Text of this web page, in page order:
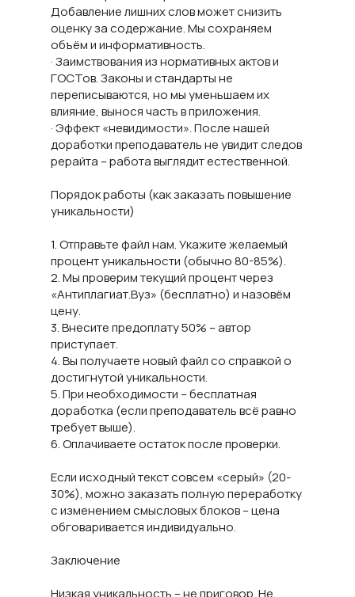
Добавление лишних слов может снизить
оценку за содержание. Мы сохраняем
объём и информативность.
· Заимствования из нормативных актов и
ГОСТов. Законы и стандарты не
переписываются, но мы уменьшаем их
влияние, вынося часть в приложения.
· Эффект «невидимости». После нашей
доработки преподаватель не увидит следов
рерайта – работа выглядит естественной.
Порядок работы (как заказать повышение
уникальности)
1. Отправьте файл нам. Укажите желаемый
процент уникальности (обычно 80-85%).
2. Мы проверим текущий процент через
«Антиплагиат.Вуз» (бесплатно) и назовём
цену.
3. Внесите предоплату 50% – автор
приступает.
4. Вы получаете новый файл со справкой о
достигнутой уникальности.
5. При необходимости – бесплатная
доработка (если преподаватель всё равно
требует выше).
6. Оплачиваете остаток после проверки.
Если исходный текст совсем «серый» (20-
30%), можно заказать полную переработку
с изменением смысловых блоков – цена
обговаривается индивидуально.
Заключение
Низкая уникальность – не приговор. Не